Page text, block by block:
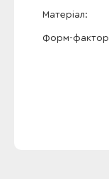
Матеріал
Форм-фактор